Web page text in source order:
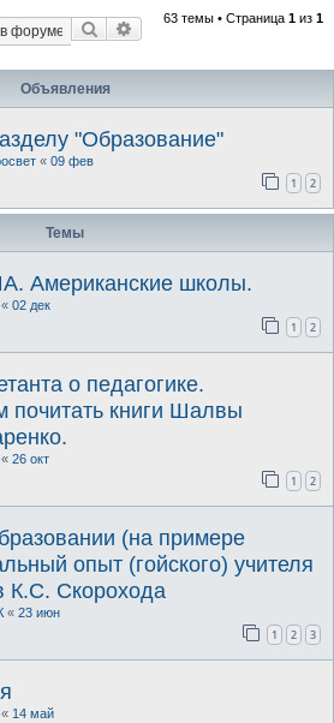
Поиск Расширенный поиск
63 темы • Страница 1 из 1
Объявления
"Образование"
« 09 фев
1 2
Темы
Американские школы.
« 02 дек
1 2
о педагогике.
почитать книги Шалвы
« 26 окт
1 2
(на примере
опыт (гойского) учителя
К.С. Скорохода
« 23 июн
1 2 3
« 14 май